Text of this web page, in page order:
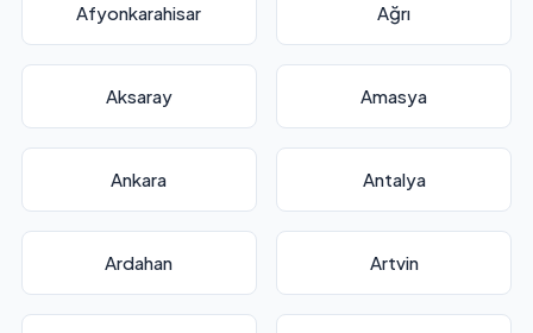
Afyonkarahisar Ağrı
Aksaray Amasya
Ankara Antalya
Ardahan Artvin